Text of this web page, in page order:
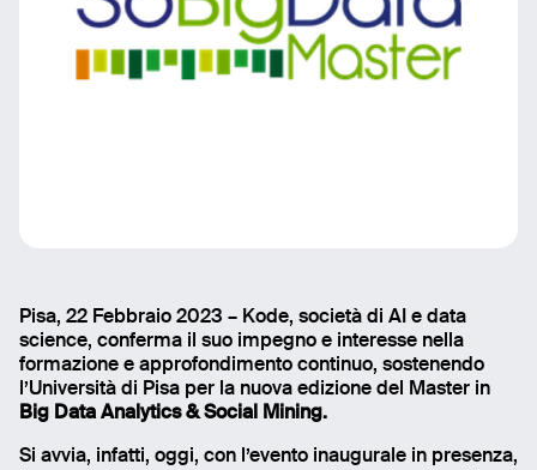
Montepisano View
Pisa, 22 Febbraio 2023 – Kode, società di AI e data
science, conferma il suo impegno e interesse nella
formazione e approfondimento continuo, sostenendo
l’Università di Pisa per la nuova edizione del Master in
Big Data Analytics & Social Mining.
Si avvia, infatti, oggi, con l’evento inaugurale in presenza,